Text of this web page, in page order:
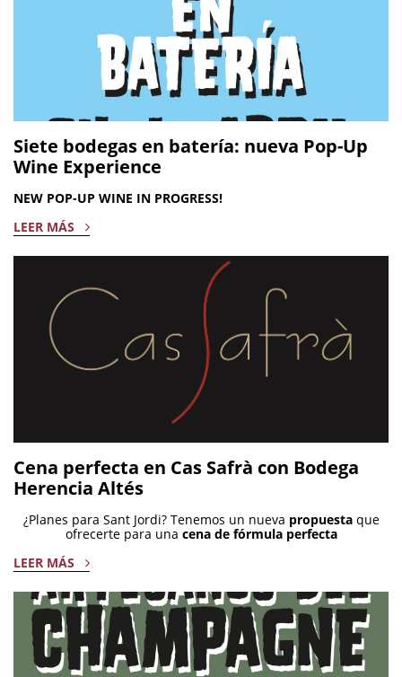
Siete bodegas en batería: nueva Pop-Up
Wine Experience
NEW POP-UP WINE IN PROGRESS!
LEER MÁS
Cena perfecta en Cas Safrà con Bodega
Herencia Altés
¿Planes para Sant Jordi? Tenemos un nueva propuesta que
ofrecerte para una cena de fórmula perfecta
LEER MÁS